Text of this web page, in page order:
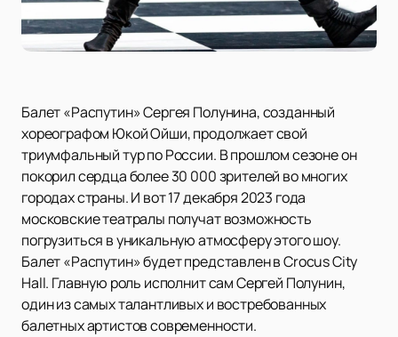
Балет «Распутин» Сергея Полунина, созданный
хореографом Юкой Ойши, продолжает свой
триумфальный тур по России. В прошлом сезоне он
покорил сердца более 30 000 зрителей во многих
городах страны. И вот 17 декабря 2023 года
московские театралы получат возможность
погрузиться в уникальную атмосферу этого шоу.
Балет «Распутин» будет представлен в Crocus City
Hall. Главную роль исполнит сам Сергей Полунин,
один из самых талантливых и востребованных
балетных артистов современности.